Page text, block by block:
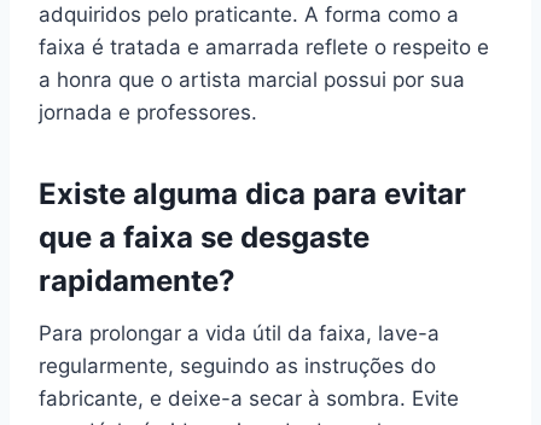
adquiridos pelo praticante. A forma como a
faixa é tratada e amarrada reflete o respeito e
a honra que o artista marcial possui por sua
jornada e professores.
Existe alguma dica para evitar
que a faixa se desgaste
rapidamente?
Para prolongar a vida útil da faixa, lave-a
regularmente, seguindo as instruções do
fabricante, e deixe-a secar à sombra. Evite